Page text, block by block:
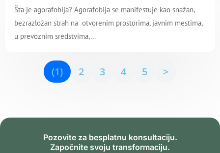
Šta je agorafobija? Agorafobija se manifestuje kao snažan,
bezrazložan strah na otvorenim prostorima, javnim mestima,
u prevoznim sredstvima,...
(1) 2 3 4 5 >
Pozovite za besplatnu konsultaciju.
Započnite svoju transformaciju.